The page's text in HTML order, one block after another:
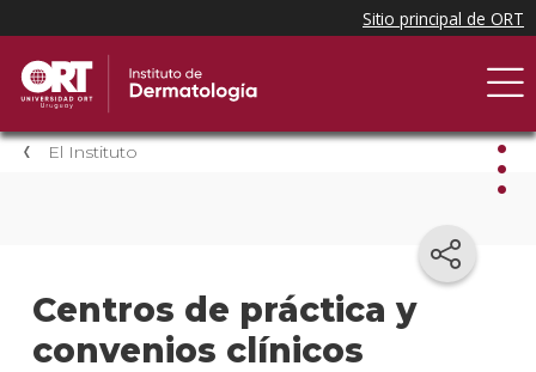
El Instituto
Centros de práctica y
convenios clínicos